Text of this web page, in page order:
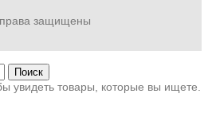
права защищены
Поиск
увидеть товары, которые вы ищете.